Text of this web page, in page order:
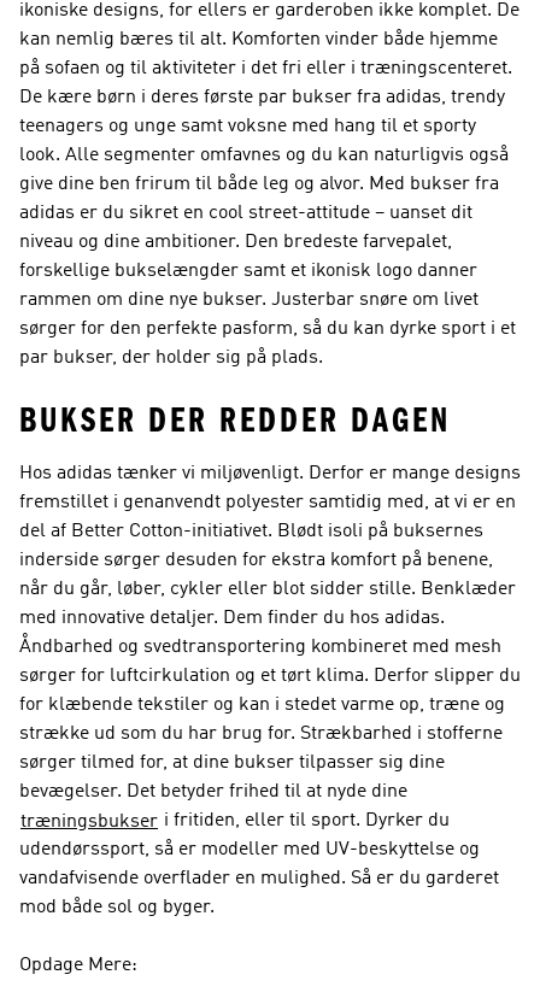
ikoniske designs, for ellers er garderoben ikke komplet. De
kan nemlig bæres til alt. Komforten vinder både hjemme
på sofaen og til aktiviteter i det fri eller i træningscenteret.
De kære børn i deres første par bukser fra adidas, trendy
teenagers og unge samt voksne med hang til et sporty
look. Alle segmenter omfavnes og du kan naturligvis også
give dine ben frirum til både leg og alvor. Med bukser fra
adidas er du sikret en cool street-attitude – uanset dit
niveau og dine ambitioner. Den bredeste farvepalet,
forskellige bukselængder samt et ikonisk logo danner
rammen om dine nye bukser. Justerbar snøre om livet
sørger for den perfekte pasform, så du kan dyrke sport i et
par bukser, der holder sig på plads.
BUKSER DER REDDER DAGEN
Hos adidas tænker vi miljøvenligt. Derfor er mange designs
fremstillet i genanvendt polyester samtidig med, at vi er en
del af Better Cotton-initiativet. Blødt isoli på buksernes
inderside sørger desuden for ekstra komfort på benene,
når du går, løber, cykler eller blot sidder stille. Benklæder
med innovative detaljer. Dem finder du hos adidas.
Åndbarhed og svedtransportering kombineret med mesh
sørger for luftcirkulation og et tørt klima. Derfor slipper du
for klæbende tekstiler og kan i stedet varme op, træne og
strække ud som du har brug for. Strækbarhed i stofferne
sørger tilmed for, at dine bukser tilpasser sig dine
bevægelser. Det betyder frihed til at nyde dine
træningsbukser i fritiden, eller til sport. Dyrker du
udendørssport, så er modeller med UV-beskyttelse og
vandafvisende overflader en mulighed. Så er du garderet
mod både sol og byger.
Opdage Mere: